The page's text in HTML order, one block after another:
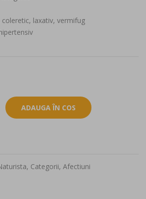
laxativ, vermifug
ADAUGA ÎN COS
, Categorii, Afectiuni